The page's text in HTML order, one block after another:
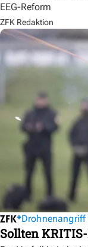
EEG-Reform
ZFK Redaktion
Sollten